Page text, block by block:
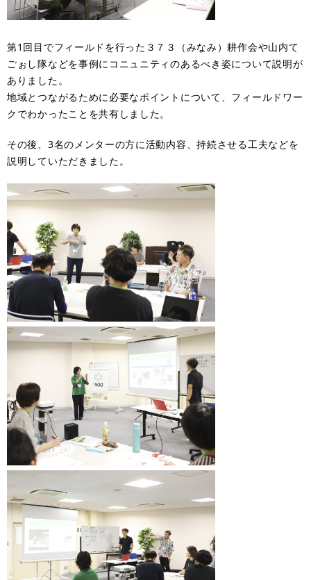
第1回目でフィールドを行った３７３（みなみ）耕作会や山内て
ごぉし隊などを事例にコニュニティのあるべき姿について説明が
ありました。
地域とつながるために必要なポイントについて、フィールドワー
クでわかったことを共有しました。
その後、3名のメンターの方に活動内容、持続させる工夫などを
説明していただきました。